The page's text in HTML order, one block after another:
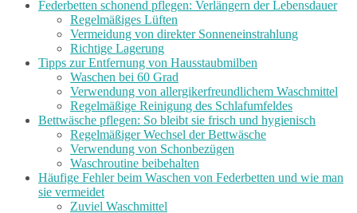
Federbetten schonend pflegen: Verlängern der Lebensdauer
Regelmäßiges Lüften
Vermeidung von direkter Sonneneinstrahlung
Richtige Lagerung
Tipps zur Entfernung von Hausstaubmilben
Waschen bei 60 Grad
Verwendung von allergikerfreundlichem Waschmittel
Regelmäßige Reinigung des Schlafumfeldes
Bettwäsche pflegen: So bleibt sie frisch und hygienisch
Regelmäßiger Wechsel der Bettwäsche
Verwendung von Schonbezügen
Waschroutine beibehalten
Häufige Fehler beim Waschen von Federbetten und wie man
sie vermeidet
Zuviel Waschmittel